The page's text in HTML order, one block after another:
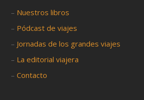
– Nuestros libros
– Pódcast de viajes
– Jornadas de los grandes viajes
– La editorial viajera
–Contacto